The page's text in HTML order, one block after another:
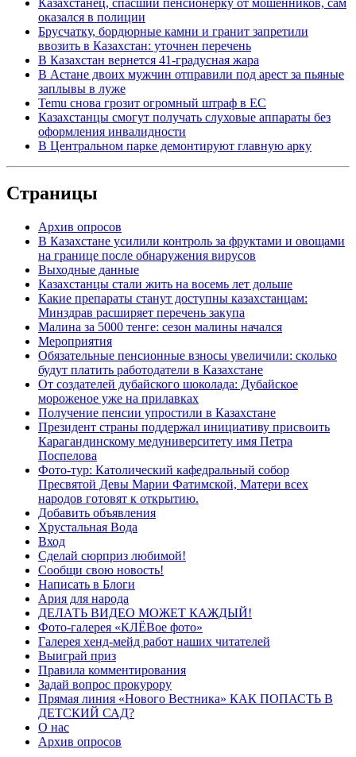
оказался в полиции
Брусчатку, бордюрные камни и гранит запретили
ввозить в Казахстан: уточнен перечень
В Казахстан вернется 41-градусная жара
В Астане двоих мужчин отправили под арест за пьяные
заплывы в луже
Temu снова грозит огромный штраф в ЕС
Казахстанцы смогут получать слуховые аппараты без
оформления инвалидности
В Центральном парке демонтируют главную арку
Страницы
Архив опросов
В Казахстане усилили контроль за фруктами и овощами
на границе после обнаружения вирусов
Выходные данные
Казахстанцы стали жить на восемь лет дольше
Какие препараты станут доступны казахстанцам:
Минздрав расширяет перечень закупа
Малина за 5000 тенге: сезон малины начался
Мероприятия
Обязательные пенсионные взносы увеличили: сколько
будут платить работодатели в Казахстане
От создателей дубайского шоколада: Дубайское
мороженое уже на прилавках
Получение пенсии упростили в Казахстане
Президент страны поддержал инициативу присвоить
Карагандинскому медуниверситету имя Петра
Поспелова
Фото-тур: Католический кафедральный собор
Пресвятой Девы Марии Фатимской, Матери всех
народов готовят к открытию.
Добавить объявления
Хрустальная Вода
Вход
Сделай сюрприз любимой!
Сообщи свою новость!
Написать в Блоги
Ария для народа
ДЕЛАТЬ ВИДЕО МОЖЕТ КАЖДЫЙ!
Фото-галерея «КЛЁВое фото»
Галерея хенд-мейд работ наших читателей
Выиграй приз
Правила комментирования
Задай вопрос прокурору
Прямая линия «Нового Вестника» КАК ПОПАСТЬ В
ДЕТСКИЙ САД?
О нас
Архив опросов